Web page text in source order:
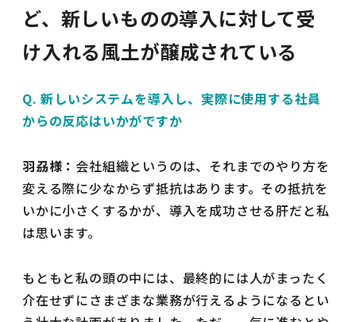
ど、新しいものの導入に対して受
け入れる風土が醸成されている
Q. 新しいシステムを導入し、実際に使用する社員
からの反応はいかがですか
羽刕様： 会社組織というのは、それまでのやり方を
変える際に少なからず抵抗はあります。その抵抗を
いかに小さくするかが、導入を成功させる肝だと私
は思います。
もともと私の頭の中には、最終的には人がまったく
介在せずにさまざまな業務が行えるようになるとい